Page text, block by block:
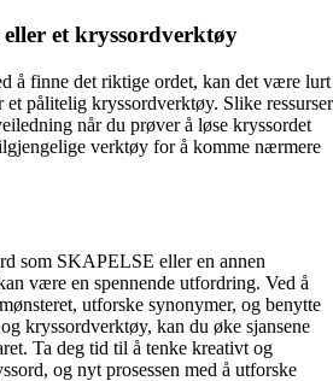
et kryssordverktøy
å finne det riktige ordet, kan det være lurt
et pålitelig kryssordverktøy. Slike ressurser
når du prøver å løse kryssordet
verktøy for å komme nærmere
som SKAPELSE eller en annen
være en spennende utfordring. Ved å
utforske synonymer, og benytte
kryssordverktøy, kan du øke sjansene
Ta deg tid til å tenke kreativt og
og nyt prosessen med å utforske